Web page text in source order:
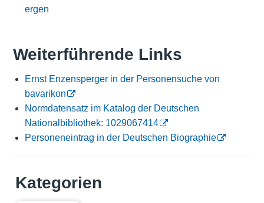
ergen
Weiterführende Links
Ernst Enzensperger in der Personensuche von
bavarikon
Normdatensatz im Katalog der Deutschen
Nationalbibliothek: 1029067414
Personeneintrag in der Deutschen Biographie
Kategorien